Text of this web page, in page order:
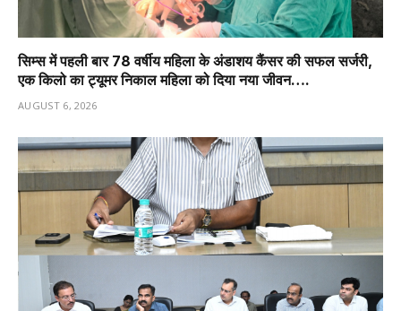
सिम्स में पहली बार 78 वर्षीय महिला के अंडाशय कैंसर की सफल सर्जरी,
एक किलो का ट्यूमर निकाल महिला को दिया नया जीवन….
AUGUST 6, 2026